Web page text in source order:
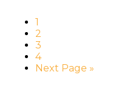
Go
to
page
1
Go
to
page
2
Go
to
page
3
Go
to
4
Go
Next Page »